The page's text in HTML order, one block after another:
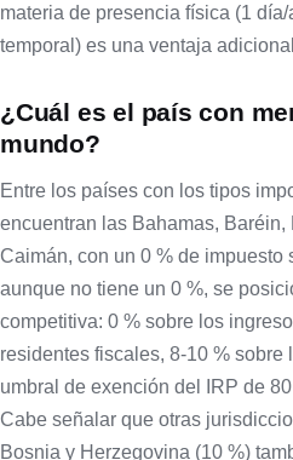
materia de presencia física (1
temporal) es una ventaja
¿Cuál es el país con
mundo?
Entre los países con los tipos
encuentran las Bahamas, Baréin,
Caimán, con un 0 % de impuesto
aunque no tiene un 0 %, se
competitiva: 0 % sobre los
residentes fiscales, 8-10 % sobre
umbral de exención del IRP de
Cabe señalar que otras
Bosnia y Herzegovina (10 %)